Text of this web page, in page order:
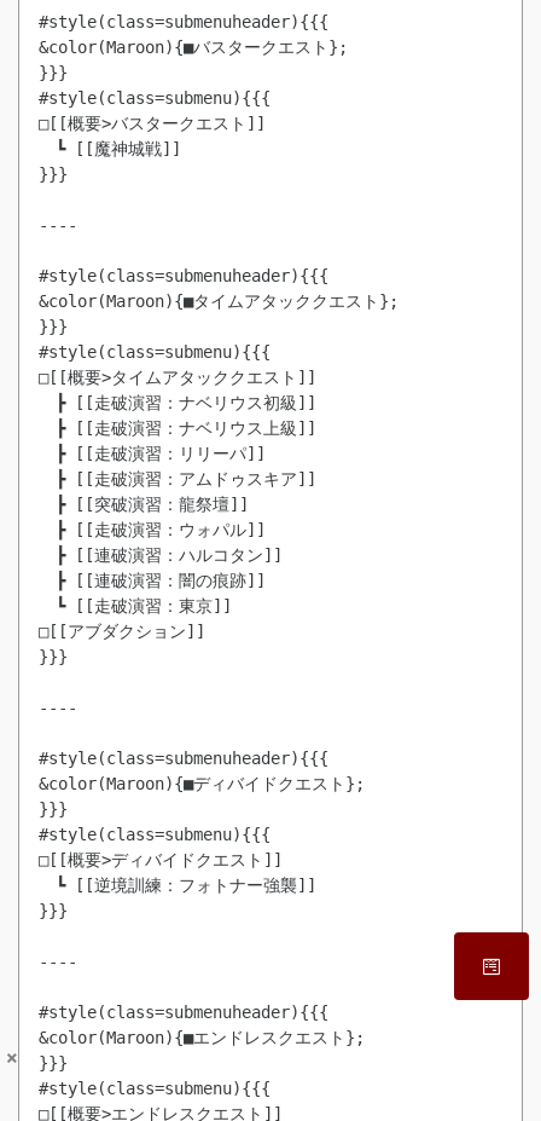
×
#style(class=submenuheader){{{
&color(Maroon){■バスタークエスト};
}}}
#style(class=submenu){{{
□[[概要>バスタークエスト]]
┗ [[魔神城戦]]
}}}
----
#style(class=submenuheader){{{
&color(Maroon){■タイムアタッククエスト};
}}}
#style(class=submenu){{{
□[[概要>タイムアタッククエスト]]
┣ [[走破演習：ナベリウス初級]]
┣ [[走破演習：ナベリウス上級]]
┣ [[走破演習：リリーパ]]
┣ [[走破演習：アムドゥスキア]]
┣ [[突破演習：龍祭壇]]
┣ [[走破演習：ウォパル]]
┣ [[連破演習：ハルコタン]]
┣ [[連破演習：闇の痕跡]]
┗ [[走破演習：東京]]
□[[アブダクション]]
}}}
----
#style(class=submenuheader){{{
&color(Maroon){■ディバイドクエスト};
}}}
#style(class=submenu){{{
□[[概要>ディバイドクエスト]]
┗ [[逆境訓練：フォトナー強襲]]
}}}
----
#style(class=submenuheader){{{
&color(Maroon){■エンドレスクエスト};
}}}
#style(class=submenu){{{
□[[概要>エンドレスクエスト]]